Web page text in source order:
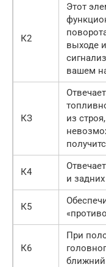
К2
Этот
выходе
вашем
КЗ
из
К4
и
К5
К6
При